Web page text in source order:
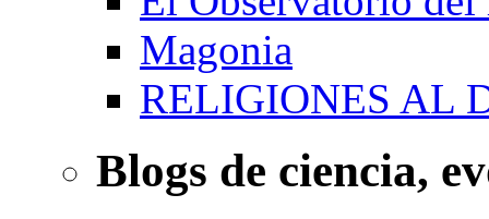
Magonia
RELIGIONES AL
Blogs de ciencia,